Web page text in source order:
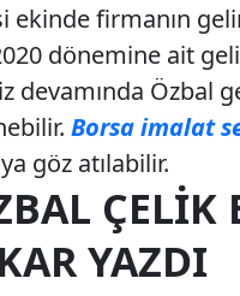
ekinde firmanın
dönemine ait
devamında Özbal
Borsa imalat
göz atılabilir.
ÇELIK
YAZDI